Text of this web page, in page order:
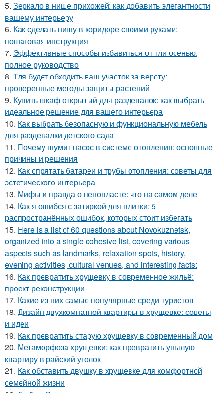
5. Зеркало в нише прихожей: как добавить элегантности
вашему интерьеру
6. Как сделать нишу в коридоре своими руками:
пошаговая инструкция
7. Эффективные способы избавиться от тли осенью:
полное руководство
8. Тля будет обходить ваш участок за версту:
проверенные методы защиты растений
9. Купить шкаф открытый для раздевалок: как выбрать
идеальное решение для вашего интерьера
10. Как выбрать безопасную и функциональную мебель
для раздевалки детского сада
11. Почему шумит насос в системе отопления: основные
причины и решения
12. Как спрятать батареи и трубы отопления: советы для
эстетического интерьера
13. Мифы и правда о пенопласте: что на самом деле
14. Как я ошибся с затиркой для плитки: 5
распространённых ошибок, которых стоит избегать
15. Here is a list of 60 questions about Novokuznetsk,
organized into a single cohesive list, covering various
aspects such as landmarks, relaxation spots, history,
evening activities, cultural venues, and interesting facts:
16. Как превратить хрущевку в современное жильё:
проект реконструкции
17. Какие из них самые популярные среди туристов
18. Дизайн двухкомнатной квартиры в хрущевке: советы
и идеи
19. Как превратить старую хрущевку в современный дом
20. Метаморфоза хрущевки: как превратить унылую
квартиру в райский уголок
21. Как обставить двушку в хрущевке для комфортной
семейной жизни